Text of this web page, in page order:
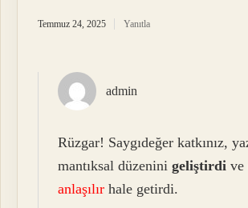
Temmuz 24, 2025 Yanıtla
admin
Rüzgar! Saygıdeğer katkınız,
mantıksal düzeninigeliştirdi
anlaşılır hale getirdi.